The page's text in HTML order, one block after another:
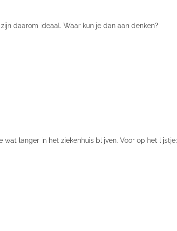
daarom ideaal. Waar kun je dan aan denken?
langer in het ziekenhuis blijven. Voor op het lijstje: